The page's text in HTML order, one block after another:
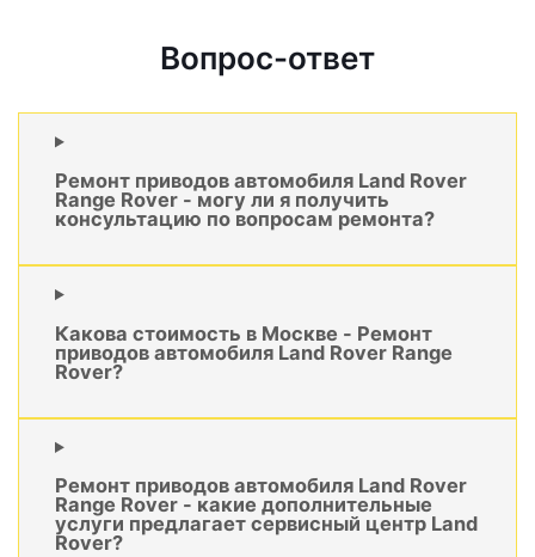
Вопрос-ответ
Ремонт приводов автомобиля Land Rover
Range Rover - могу ли я получить
консультацию по вопросам ремонта?
Какова стоимость в Москве - Ремонт
приводов автомобиля Land Rover Range
Rover?
Ремонт приводов автомобиля Land Rover
Range Rover - какие дополнительные
услуги предлагает сервисный центр Land
Rover?